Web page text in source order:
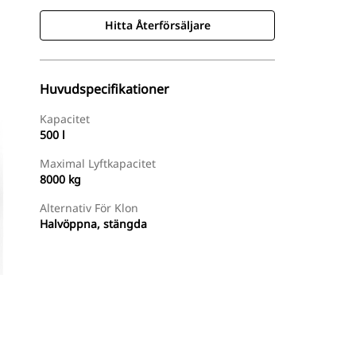
Hitta Återförsäljare
Huvudspecifikationer
Kapacitet
500 l
Maximal Lyftkapacitet
8000 kg
Alternativ För Klon
Halvöppna, stängda